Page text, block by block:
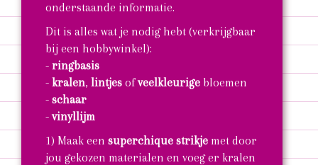
onderstaande informatie.
Dit is alles wat je nodig hebt (verkrijgbaar
bij een hobbywinkel):
- ringbasis
- kralen, lintjes ofveelkleurige bloemen
- schaar
-vinyllijm
1) Maak een superchique strikje met door
jou gekozen materialen en voeg er kralen